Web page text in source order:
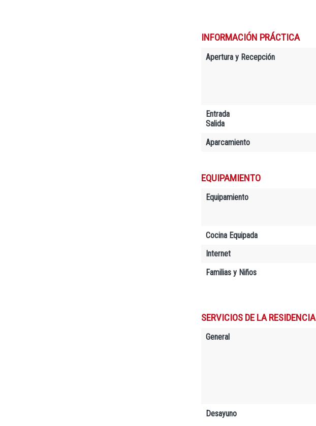
INFORMACIÓN PRÁCTICA
Apertura y Recepción
Entrada
Salida
Aparcamiento
EQUIPAMIENTO
Equipamiento
Cocina Equipada
Internet
Familias y Niños
SERVICIOS DE LA RESIDENCIA
General
Desayuno